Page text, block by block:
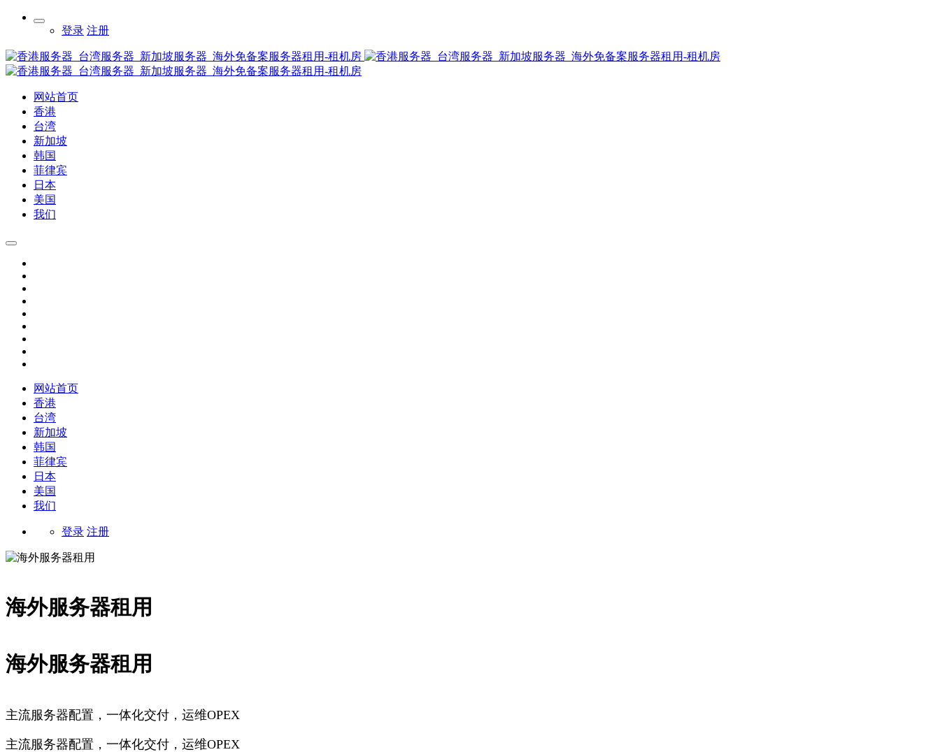
登录 注册
网站首页
香港
台湾
新加坡
韩国
菲律宾
日本
美国
我们
网站首页
香港
台湾
新加坡
韩国
菲律宾
日本
美国
我们
登录 注册
海外服务器租用
海外服务器租用
主流服务器配置，一体化交付，运维OPEX
主流服务器配置，一体化交付，运维OPEX